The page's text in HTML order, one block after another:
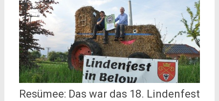
Resümee: Das war das 18. Lindenfest